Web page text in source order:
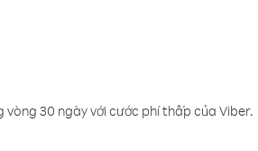
30 ngày với cước phí thấp của Viber.